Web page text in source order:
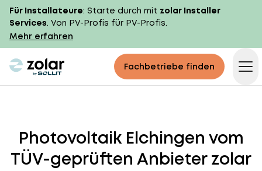
Für Installateure: Starte durch mit zolar Installer
Services. Von PV-Profis für PV-Profis.
Mehr erfahren
zolar logo Fachbetriebe finden
Photovoltaik Elchingen vom
TÜV-geprüften Anbieter zolar